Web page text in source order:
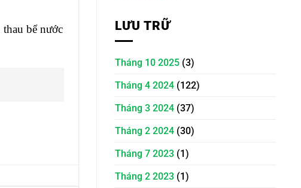
thau bể nước
LƯU TRỮ
Tháng 10 2025 (3)
Tháng 4 2024 (122)
Tháng 3 2024 (37)
Tháng 2 2024 (30)
Tháng 7 2023 (1)
Tháng 2 2023 (1)